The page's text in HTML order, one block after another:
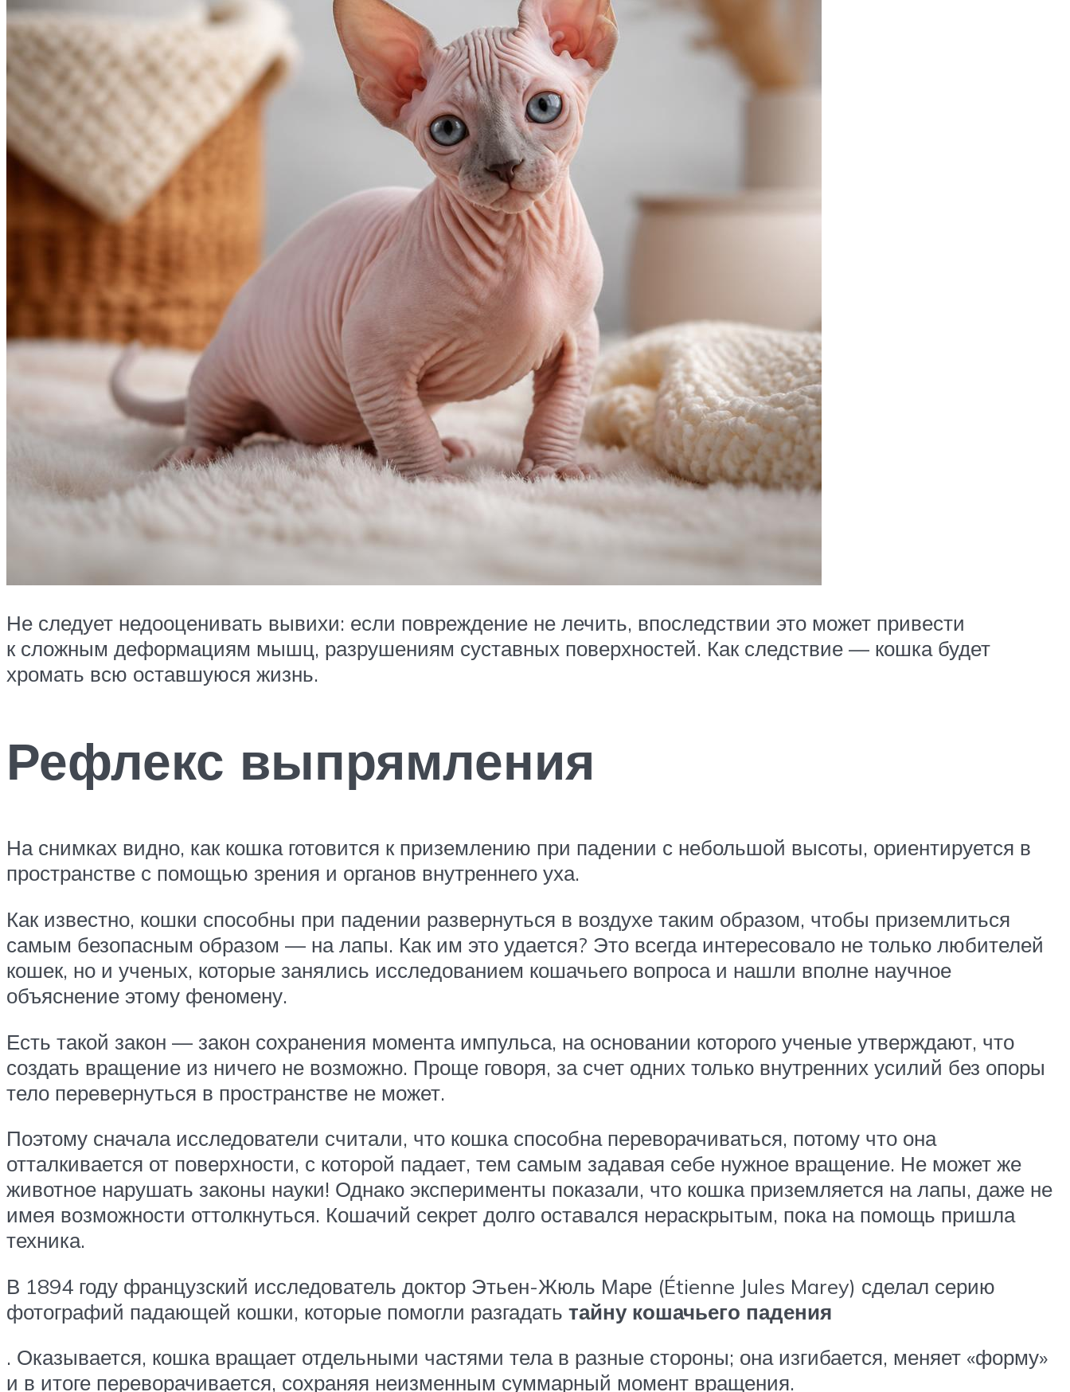
Не следует недооценивать вывихи: если повреждение не лечить, впоследствии это может привести
к сложным деформациям мышц, разрушениям суставных поверхностей. Как следствие — кошка будет
хромать всю оставшуюся жизнь.
Рефлекс выпрямления
На снимках видно, как кошка готовится к приземлению при падении с небольшой высоты, ориентируется в
пространстве с помощью зрения и органов внутреннего уха.
Как известно, кошки способны при падении развернуться в воздухе таким образом, чтобы приземлиться
самым безопасным образом — на лапы. Как им это удается? Это всегда интересовало не только любителей
кошек, но и ученых, которые занялись исследованием кошачьего вопроса и нашли вполне научное
объяснение этому феномену.
Есть такой закон — закон сохранения момента импульса, на основании которого ученые утверждают, что
создать вращение из ничего не возможно. Проще говоря, за счет одних только внутренних усилий без опоры
тело перевернуться в пространстве не может.
Поэтому сначала исследователи считали, что кошка способна переворачиваться, потому что она
отталкивается от поверхности, с которой падает, тем самым задавая себе нужное вращение. Не может же
животное нарушать законы науки! Однако эксперименты показали, что кошка приземляется на лапы, даже не
имея возможности оттолкнуться. Кошачий секрет долго оставался нераскрытым, пока на помощь пришла
техника.
В 1894 году французский исследователь доктор Этьен-Жюль Маре (Étienne Jules Marey) сделал серию
фотографий падающей кошки, которые помогли разгадать тайну кошачьего падения
. Оказывается, кошка вращает отдельными частями тела в разные стороны; она изгибается, меняет «форму»
и в итоге переворачивается, сохраняя неизменным суммарный момент вращения.